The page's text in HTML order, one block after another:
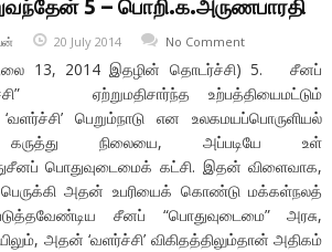
5 – பொறி.க.அருணபாரதி
20 July 2014 No Comment
13, 2014 இதழின் தொடர்ச்சி) 5. சீனப்
ஏற்றுமதிசார்ந்த உற்பத்தியைமட்டும்
‘வளர்ச்சி’ பெறும்நாடு என உலகமயப்பொருளியல்
கருத்து நிலையை, அப்படியே உள்
பொதுவுடைமைக் கட்சி. இதன் விளைவாக,
பெருக்கி அதன் உபரியைக் கொண்டு மக்கள்நலத்
சீனப் “பொதுவுடைமை” அரசு,
அதன் ‘வளர்ச்சி’ விகிதத்திலும்தான் அதிகம்